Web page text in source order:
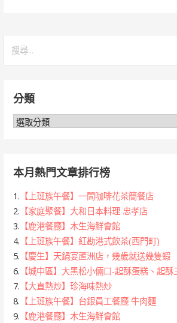
字:分類
分
本月熱門文章排行榜
1. 【上班族午餐】一間咖啡花茶簡餐店
2. 【家庭聚餐】大和日本料理 忠孝店
3. 【鹿港餐廳】木生海鮮會館
4. 【上班族午餐】紅勘港式飲茶(西門町)
5. 【慶生】天鍋宴蘆洲店，幾歲就送幾隻蝦
6. 【城中區】大黑松小倆口-起酥蛋糕、起酥
7. 【大直熱炒】珍海味熱炒
8. 【上班族午餐】台銀員工餐廳 牛肉麵
9. 【鹿港餐廳】木生海鮮會館